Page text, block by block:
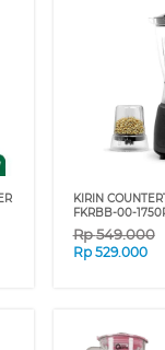
KIRIN
FKRBB-00-
Rp549.000
Rp 529.000